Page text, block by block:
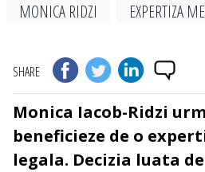
MONICA RIDZI EXPERTIZA
SHARE
Monica Iacob-Ridzi
beneficieze de o
legala. Decizia luata